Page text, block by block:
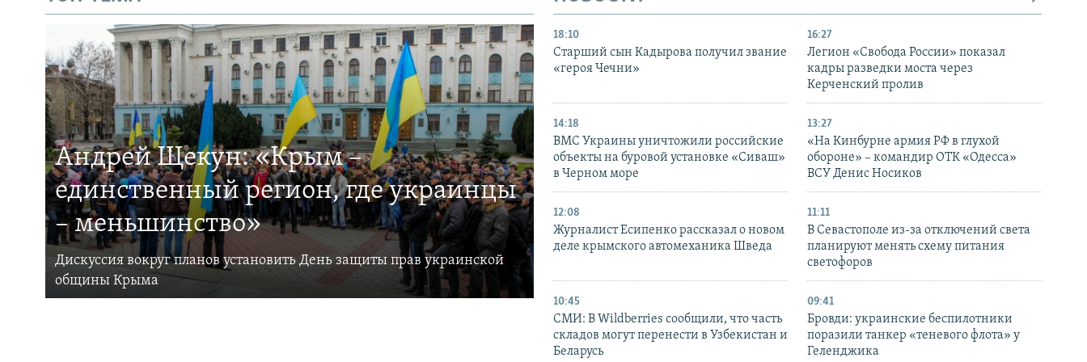
Андрей Щекун: «Крым –
единственный регион, где украинцы
– меньшинство»
Дискуссия вокруг планов установить День защиты прав украинской
общины Крыма
18:10
Старший сын Кадырова получил звание
«героя Чечни»
16:27
Легион «Свобода России» показал
кадры разведки моста через
Керченский пролив
14:18
ВМС Украины уничтожили российские
объекты на буровой установке «Сиваш»
в Черном море
13:27
«На Кинбурне армия РФ в глухой
обороне» – командир ОТК «Одесса»
ВСУ Денис Носиков
12:08
Журналист Есипенко рассказал о новом
деле крымского автомеханика Шведа
11:11
В Севастополе из-за отключений света
планируют менять схему питания
светофоров
10:45
СМИ: В Wildberries сообщили, что часть
складов могут перенести в Узбекистан и
Беларусь
09:41
Бровди: украинские беспилотники
поразили танкер «теневого флота» у
Геленджика